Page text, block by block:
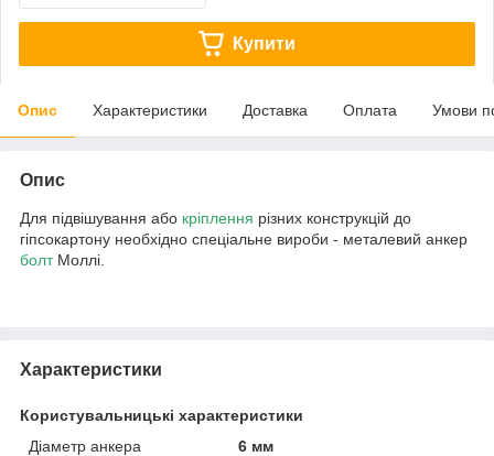
Купити
Опис Характеристики Доставка Оплата Умови
Опис
Для підвішування або кріплення різних конструкцій до
гіпсокартону необхідно спеціальне вироби - металевий анкер
болтМоллі.
Характеристики
Користувальницькі характеристики
Діаметр анкера
6 мм